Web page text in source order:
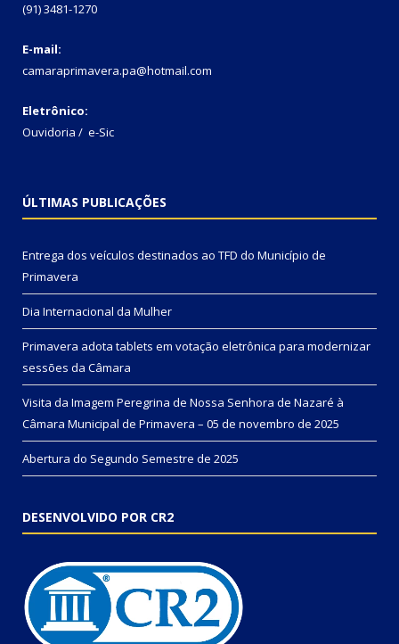
(91) 3481-1270
E-mail:
camaraprimavera.pa@hotmail.com
Eletrônico:
Ouvidoria / e-Sic
ÚLTIMAS PUBLICAÇÕES
Entrega dos veículos destinados ao TFD do Município de
Primavera
Dia Internacional da Mulher
Primavera adota tablets em votação eletrônica para modernizar
sessões da Câmara
Visita da Imagem Peregrina de Nossa Senhora de Nazaré à
Câmara Municipal de Primavera – 05 de novembro de 2025
Abertura do Segundo Semestre de 2025
DESENVOLVIDO POR CR2